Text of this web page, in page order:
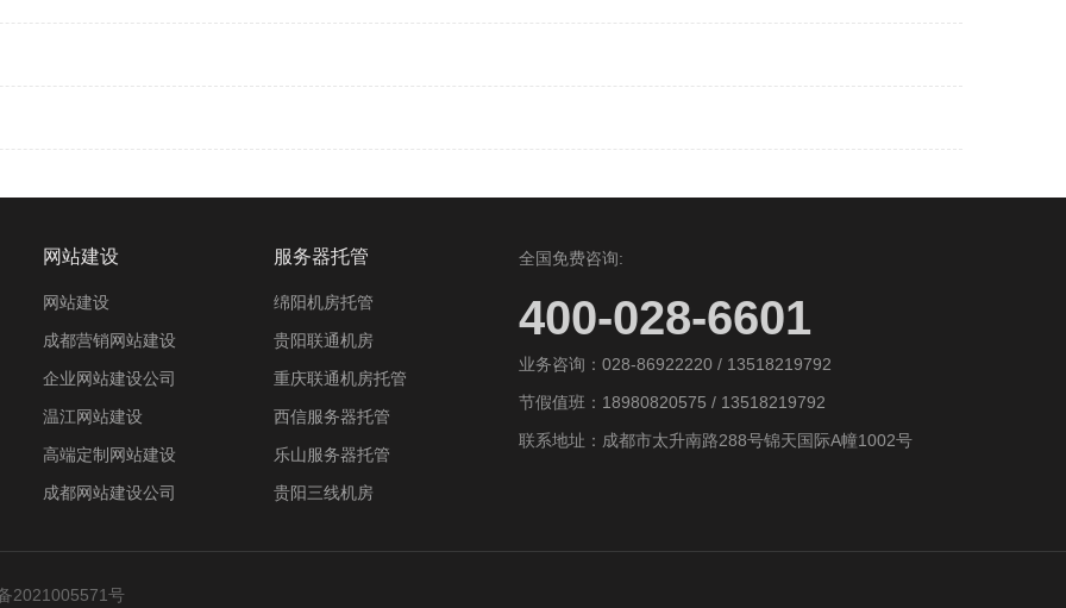
网站建设
网站建设
成都营销网站建设
企业网站建设公司
温江网站建设
高端定制网站建设
成都网站建设公司
服务器托管
绵阳机房托管
贵阳联通机房
重庆联通机房托管
西信服务器托管
乐山服务器托管
贵阳三线机房
全国免费咨询:
400-028-6601
业务咨询：028-86922220 / 13518219792
节假值班：18980820575 / 13518219792
联系地址：成都市太升南路288号锦天国际A幢1002号
2021005571号